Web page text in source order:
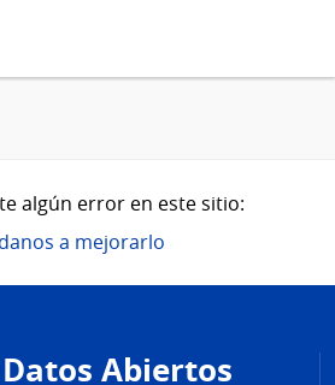
algún error en este sitio:
a mejorarlo
Abiertos